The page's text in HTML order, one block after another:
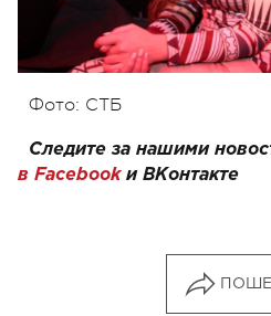
Фото: СТБ
Следите за нашими
в Facebookи ВКонтакте